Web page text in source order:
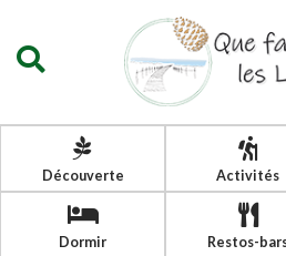
Découverte Activités
Dormir Restos-